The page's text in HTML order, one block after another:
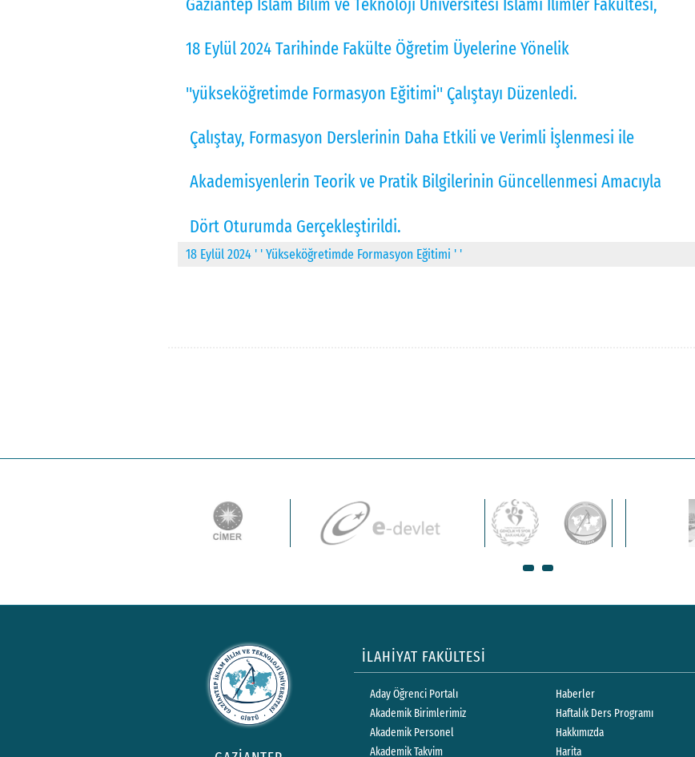
Gaziantep İslam Bilim ve Teknoloji Üniversitesi İslami İlimler Fakültesi,
18 Eylül 2024 Tarihinde Fakülte Öğretim Üyelerine Yönelik
"yükseköğretimde Formasyon Eğitimi" Çalıştayı Düzenledi.
Çalıştay, Formasyon Derslerinin Daha Etkili ve Verimli İşlenmesi ile
Akademisyenlerin Teorik ve Pratik Bilgilerinin Güncellenmesi Amacıyla
Dört Oturumda Gerçekleştirildi.
18 Eylül 2024 ' ' Yükseköğretimde Formasyon Eğitimi ' '
İLAHİYAT FAKÜLTESİ
Aday Öğrenci Portalı
Akademik Birimlerimiz
Akademik Personel
Akademik Takvim
Haberler
Haftalık Ders Programı
Hakkımızda
Harita